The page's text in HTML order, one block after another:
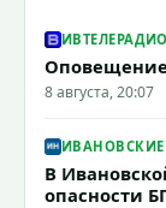
ИВТЕЛЕРАДИО
8 августа, 20:07
В
опасности